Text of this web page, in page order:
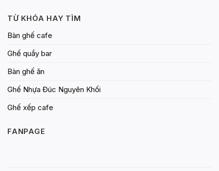
TỪ KHÓA HAY TÌM
Bàn ghế cafe
Ghế quầy bar
Bàn ghế ăn
Ghế Nhựa Đúc Nguyên Khối
Ghế xếp cafe
FANPAGE